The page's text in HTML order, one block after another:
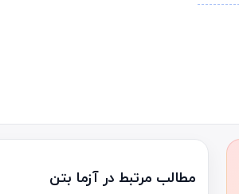
مطالب مرتبط در آزما بتن